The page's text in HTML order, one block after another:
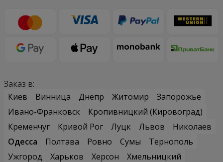
Заказ в:
Киев
Винница Днепр Житомир
Запорожье
Ивано-Франковск
Кропивницкий (Кировоград)
Кременчуг
Кривой Рог Луцк Львов
Николаев
Одесса
Полтава Ровно Сумы
Тернополь
Ужгород
Харьков Херсон
Хмельницкий